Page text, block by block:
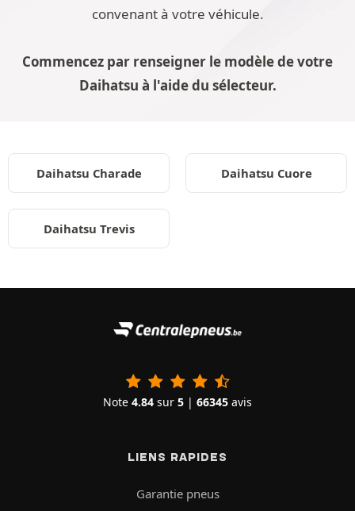
convenant à votre véhicule.
Commencez par renseigner le modèle de votre
Daihatsu à l'aide du sélecteur.
Daihatsu Charade Daihatsu Cuore
Daihatsu Trevis
Note 4.84 sur 5 | 66345 avis
LIENS RAPIDES
Garantie pneus